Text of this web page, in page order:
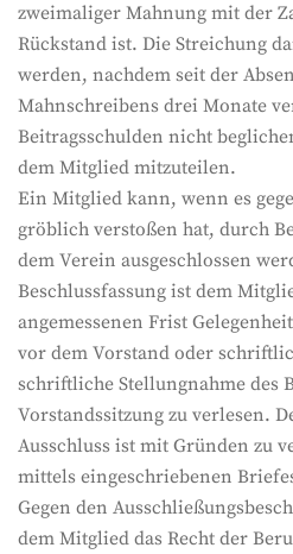
zweimaliger Mahnung mit der
Rückstand ist. Die Streichung
werden, nachdem seit der
Mahnschreibens drei Monate
Beitragsschulden nicht
dem Mitglied mitzuteilen.
Ein Mitglied kann, wenn es
gröblich verstoßen hat, durch
dem Verein ausgeschlossen
Beschlussfassung ist dem
angemessenen Frist
vor dem Vorstand oder
schriftliche Stellungnahme des
Vorstandssitzung zu verlesen.
Ausschluss ist mit Gründen zu
mittels eingeschriebenen
Gegen den
dem Mitglied das Recht der